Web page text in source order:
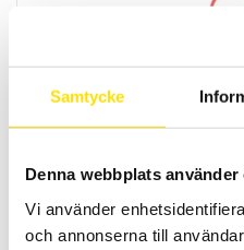
Samtycke
Denna webbplats använder
Vi använder
och annonserna till
Tillbehör strömtänger
Tillbehör strömtänger av
avpassade för dessa effekt- och
Arnoux: PEL51, PEL52, PEL102,
PEL113, CA8220, CA8331,